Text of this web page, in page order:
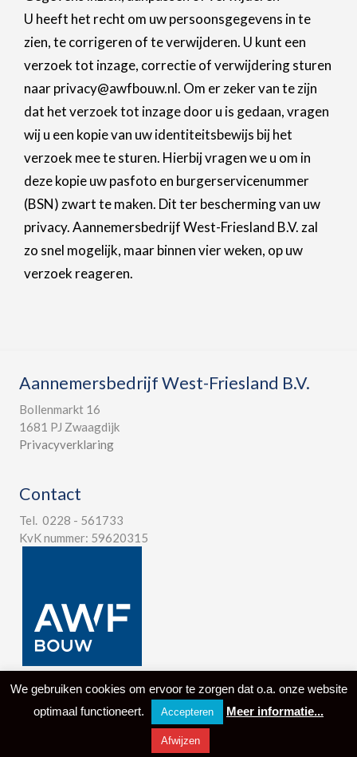
U heeft het recht om uw persoonsgegevens in te
zien, te corrigeren of te verwijderen. U kunt een
verzoek tot inzage, correctie of verwijdering sturen
naar privacy@awfbouw.nl. Om er zeker van te zijn
dat het verzoek tot inzage door u is gedaan, vragen
wij u een kopie van uw identiteitsbewijs bij het
verzoek mee te sturen. Hierbij vragen we u om in
deze kopie uw pasfoto en burgerservicenummer
(BSN) zwart te maken. Dit ter bescherming van uw
privacy. Aannemersbedrijf West-Friesland B.V. zal
zo snel mogelijk, maar binnen vier weken, op uw
verzoek reageren.
Aannemersbedrijf West-Friesland B.V.
Bollenmarkt 16
1681 PJ Zwaagdijk
Privacyverklaring
Contact
Tel. 0228 - 561733
KvK nummer: 59620315
© 2024 Aannemersbedrijf West-Friesland B.V. -Design by I-match
Webconcepts
We gebruiken cookies om ervoor te zorgen dat o.a. onze website
optimaal functioneert.
Accepteren Meer informatie...
Afwijzen